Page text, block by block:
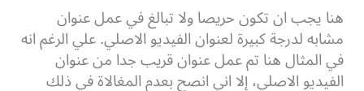
هنا يجب ان تكون حريصا ولا تبالغ في عمل عنوان
مشابه لدرجة كبيرة لعنوان الفيديو الاصلي. علي الرغم انه
في المثال هنا تم عمل عنوان قريب جدا من عنوان
الفيديو الاصلي، إلا اني انصح بعدم المغالاة في ذلك